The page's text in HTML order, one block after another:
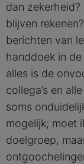
dan
blijven
berichten van
handdoek in
alles is de
collega’s en
soms
mogelijk; moet
doelgroep,